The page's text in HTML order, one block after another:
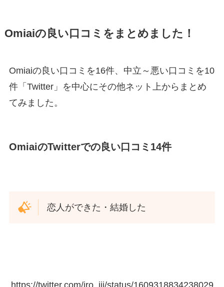
Omiaiの良い口コミをまとめました！
Omiaiの良い口コミを16件、中立～悪い口コミを10
件「Twitter」を中心にその他ネット上からまとめ
てみました。
OmiaiのTwitterでの良い口コミ14件
恋人ができた・結婚した